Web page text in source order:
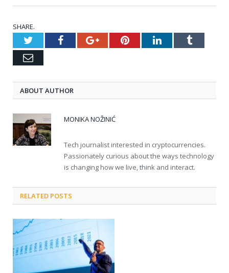
SHARE.
TwitterFacebookGoogle+PinterestLinkedInTumblr
Email
ABOUT AUTHOR
MONIKA NOŽINIĆ
Tech journalist interested in cryptocurrencies.
Passionately curious about the ways technology
is changing how we live, think and interact.
RELATED POSTS